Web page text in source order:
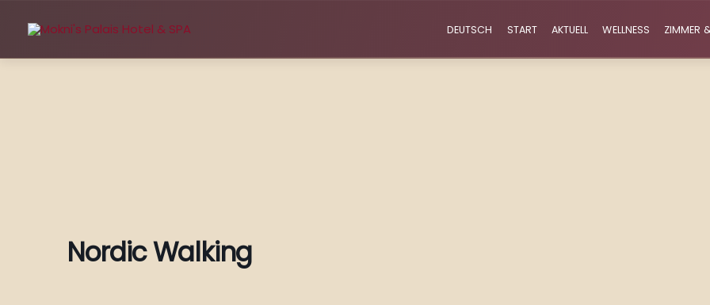
Inhalt
DEUTSCH START AKTUELL WELLNESS ZIMMER
Nordic Walking